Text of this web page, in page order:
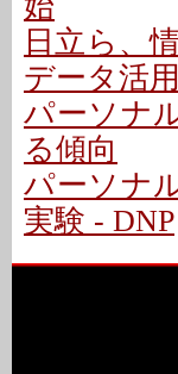
日立ら、
データ活用
パーソナ
る傾向
パーソナ
実験 - DNP